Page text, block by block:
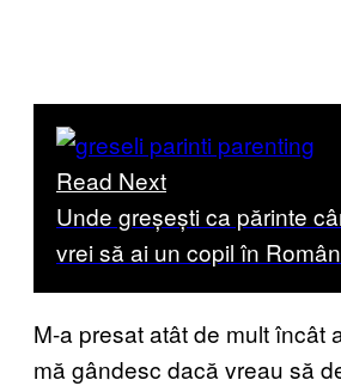
Read Next
Unde greșești ca părinte
vrei să ai un copil în
M-a presat atât de mult încât
mă gândesc dacă vreau să